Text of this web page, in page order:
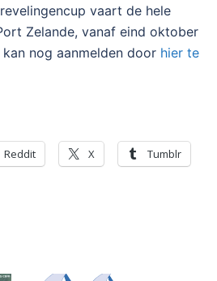
vaart de hele
Zelande, vanaf eind oktober
nog aanmelden door hier te
Reddit X Tumblr